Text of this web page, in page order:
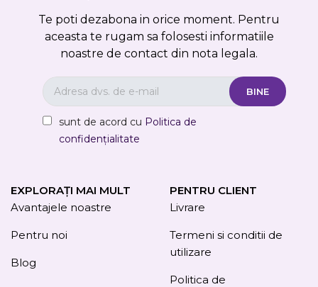
Te poti dezabona in orice moment. Pentru
aceasta te rugam sa folosesti informatiile
noastre de contact din nota legala.
sunt de acord cu Politica de
confidențialitate
EXPLORAȚI MAI MULT
Avantajele noastre
Pentru noi
Blog
PENTRU CLIENT
Livrare
Termeni si conditii de
utilizare
Politica de